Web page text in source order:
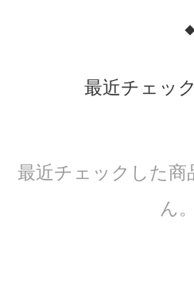
◆
最近チェッ
最近チェックした商
ん。